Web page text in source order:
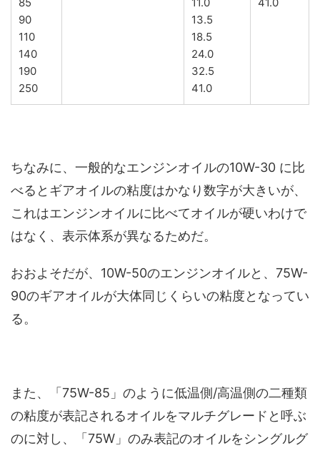
90
110
140
190
250
13.5
18.5
24.0
32.5
41.0
ちなみに、一般的なエンジンオイルの10W-30 に比
べるとギアオイルの粘度はかなり数字が大きいが、
これはエンジンオイルに比べてオイルが硬いわけで
はなく、表示体系が異なるためだ。
おおよそだが、10W-50のエンジンオイルと、75W-
90のギアオイルが大体同じくらいの粘度となってい
る。
また、「75W-85」のように低温側/高温側の二種類
の粘度が表記されるオイルをマルチグレードと呼ぶ
のに対し、「75W」のみ表記のオイルをシングルグ